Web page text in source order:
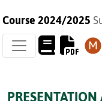
Course 2024/2025